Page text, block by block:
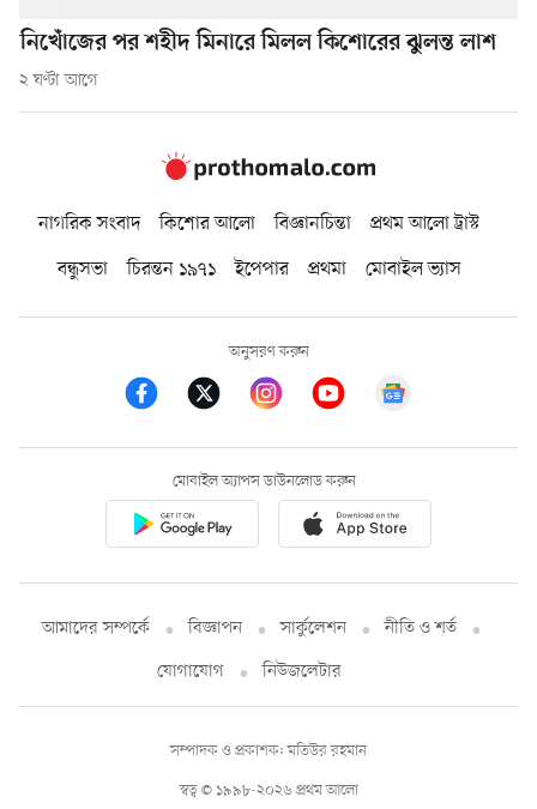
নিখোঁজের পর শহীদ মিনারে মিলল কিশোরের ঝুলন্ত লাশ
২ ঘণ্টা আগে
নাগরিক সংবাদ কিশোর আলো বিজ্ঞানচিন্তা
প্রথম আলো ট্রাস্ট
বন্ধুসভা
চিরন্তন ১৯৭১ ইপেপার প্রথমা মোবাইল ভ্যাস
অনুসরণ করুন
মোবাইল অ্যাপস ডাউনলোড করুন
আমাদের সম্পর্কে বিজ্ঞাপন সার্কুলেশন
নীতি ও শর্ত
যোগাযোগ
নিউজলেটার
স্বত্ব © ১৯৯৮-২০২৬ প্রথম আলো
সম্পাদক ও প্রকাশক: মতিউর রহমান